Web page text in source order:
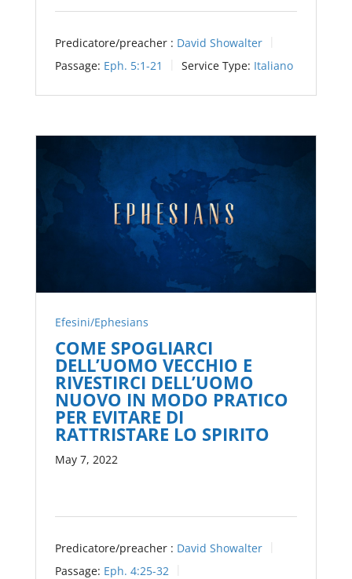
Predicatore/preacher : David Showalter
Passage: Eph. 5:1-21 Service Type: Italiano
Efesini/Ephesians
COME SPOGLIARCI
DELL’UOMO VECCHIO E
RIVESTIRCI DELL’UOMO
NUOVO IN MODO PRATICO
PER EVITARE DI
RATTRISTARE LO SPIRITO
May 7, 2022
Predicatore/preacher : David Showalter
Passage: Eph. 4:25-32